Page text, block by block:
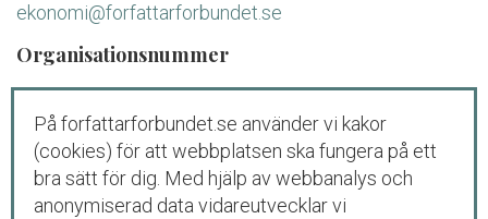
ekonomi@forfattarforbundet.se
Organisationsnummer
802004-7687
Telefon
Växeln:08-545 132 00
Tisdag-fredag: 09.00-11.00
På forfattarforbundet.se använder vi kakor
(cookies) för att webbplatsen ska fungera på ett
bra sätt för dig. Med hjälp av webbanalys och
anonymiserad data vidareutvecklar vi